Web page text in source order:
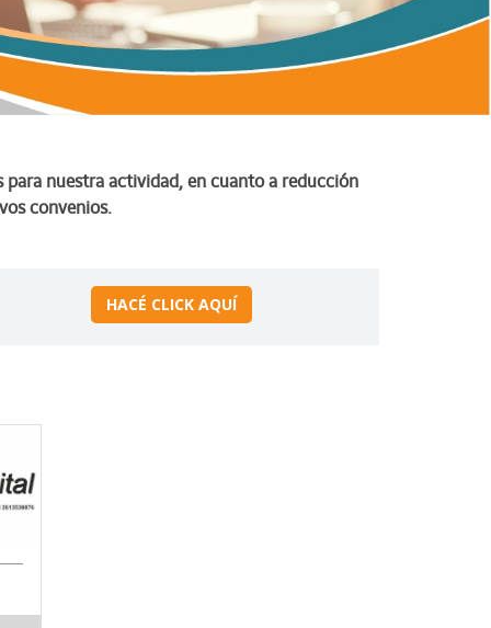
nuestra actividad, en cuanto a reducción
convenios.
HACÉ CLICK AQUÍ